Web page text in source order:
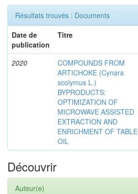
Résultats trouvés : Documents
Date de
publication
Titre
2020
COMPOUNDS FROM
ARTICHOKE (Cynara
scolymus L.)
BYPRODUCTS:
OPTIMIZATION OF
MICROWAVE ASSISTED
EXTRACTION AND
ENRICHMENT OF TABLE
OIL
Découvrir
Auteur(e)